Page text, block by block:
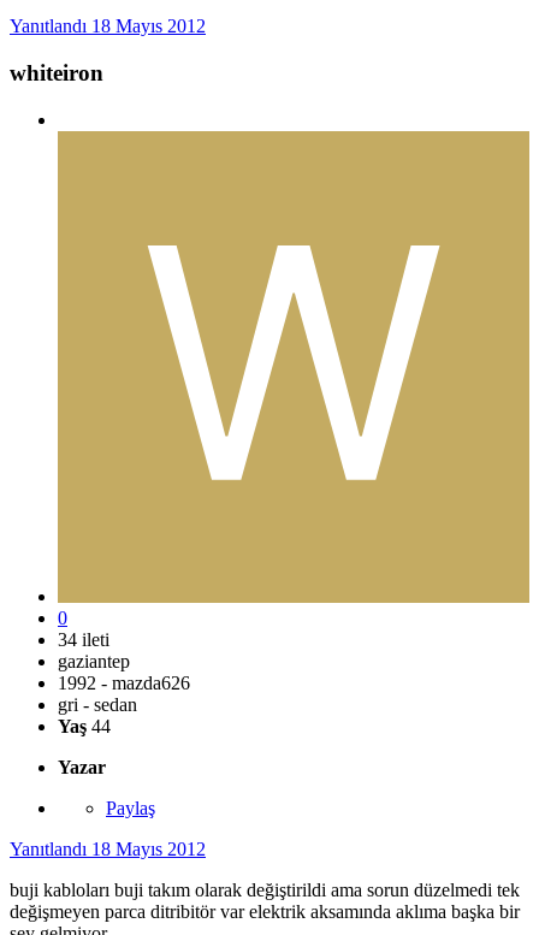
Yanıtlandı 18 Mayıs 2012
whiteiron
0
34 ileti
gaziantep
1992 - mazda626
gri - sedan
Yaş 44
Yazar
Paylaş
Yanıtlandı 18 Mayıs 2012
buji kabloları buji takım olarak değiştirildi ama sorun düzelmedi tek
değişmeyen parca ditribitör var elektrik aksamında aklıma başka bir